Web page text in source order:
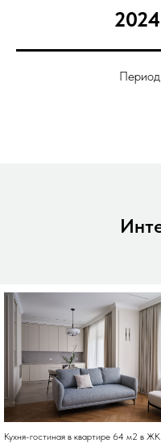
Кухня-гостиная в квартире 64 м2 в ЖК